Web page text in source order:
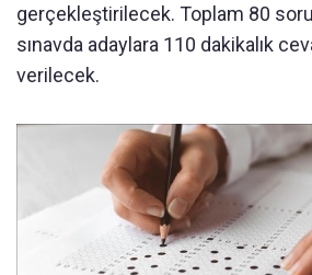
gerçekleştirilecek. Toplam 80
sınavda adaylara 110 dakikalık
verilecek.